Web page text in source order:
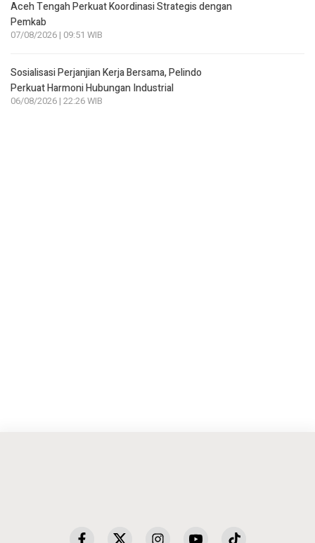
Aceh Tengah Perkuat Koordinasi Strategis dengan
Pemkab
07/08/2026 | 09:51 WIB
Sosialisasi Perjanjian Kerja Bersama, Pelindo
Perkuat Harmoni Hubungan Industrial
06/08/2026 | 22:26 WIB